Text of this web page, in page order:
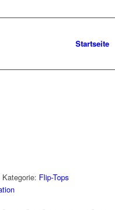
Startseite
Kategorie: Flip-Tops